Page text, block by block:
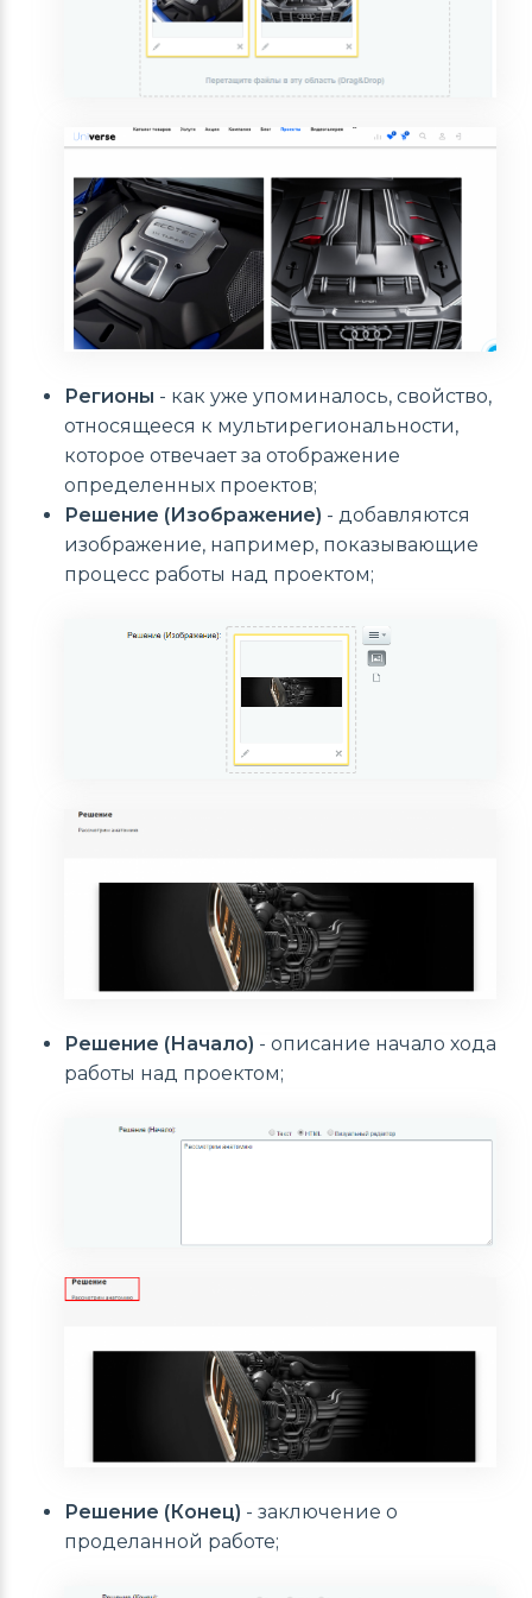
Регионы - как уже упоминалось, свойство,
относящееся к мультирегиональности,
которое отвечает за отображение
определенных проектов;
Решение (Изображение) - добавляются
изображение, например, показывающие
процесс работы над проектом;
Решение (Начало) - описание начало хода
работы над проектом;
Решение (Конец) - заключение о
проделанной работе;